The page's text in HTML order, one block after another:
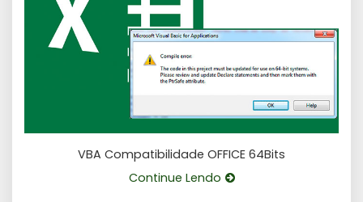
VBA Compatibilidade OFFICE 64Bits
Continue Lendo